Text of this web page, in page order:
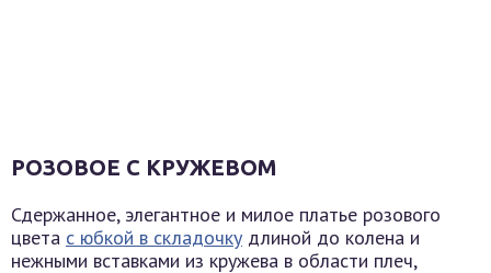
РОЗОВОЕ С КРУЖЕВОМ
Сдержанное, элегантное и милое платье розового
цвета с юбкой в складочку длиной до колена и
нежными вставками из кружева в области плеч,